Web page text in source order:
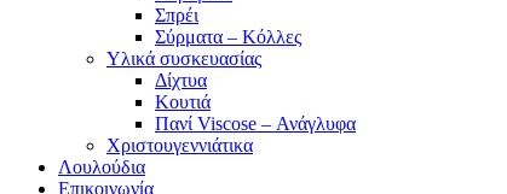
Σπρέι
Σύρματα – Κόλλες
Υλικά συσκευασίας
Δίχτυα
Κουτιά
Πανί Viscose – Ανάγλυφα
Χριστουγεννιάτικα
Λουλούδια
Επικοινωνία